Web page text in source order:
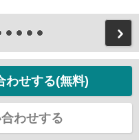
わせする(無料)
わせする